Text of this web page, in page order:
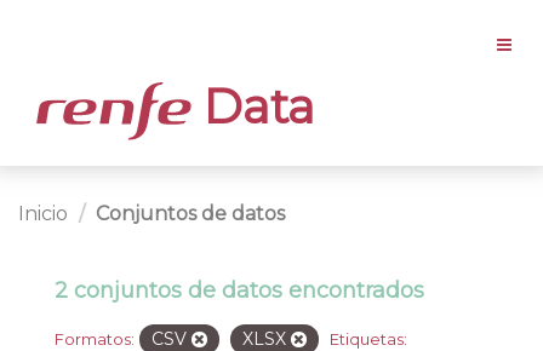
Data
Inicio Conjuntos de datos
2 conjuntos de datos encontrados
Formatos: CSV XLSX Etiquetas: